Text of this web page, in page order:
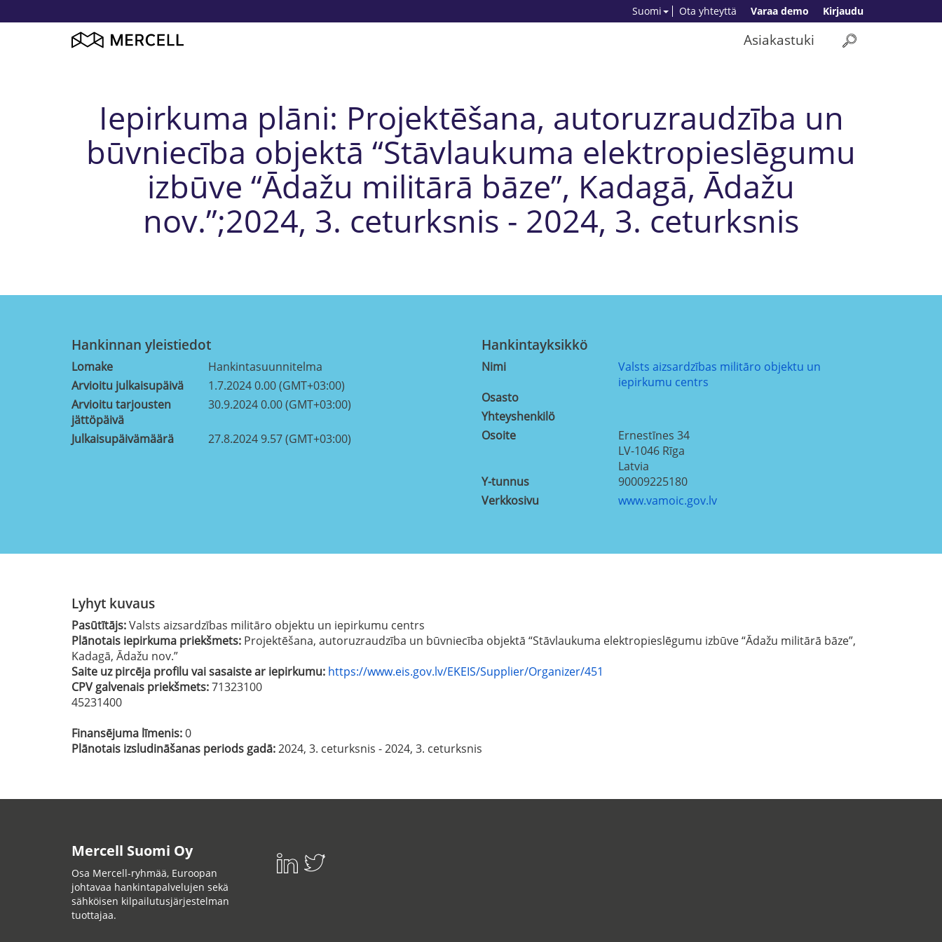
Kirjaudu
Varaa demo
Ota yhteyttä
Suomi
Asiakastuki
Iepirkuma plāni: Projektēšana, autoruzraudzība un
būvniecība objektā “Stāvlaukuma elektropieslēgumu
izbūve “Ādažu militārā bāze”, Kadagā, Ādažu
nov.”;2024, 3. ceturksnis - 2024, 3. ceturksnis
Hankinnan yleistiedot
Lomake
Hankintasuunnitelma
Arvioitu julkaisupäivä
1.7.2024 0.00 (GMT+03:00)
Arvioitu tarjousten
jättöpäivä
30.9.2024 0.00 (GMT+03:00)
Julkaisupäivämäärä 27.8.2024 9.57 (GMT+03:00)
Hankintayksikkö
Nimi
Valsts aizsardzības militāro objektu un
iepirkumu centrs
Osasto
Yhteyshenkilö
Osoite
Ernestīnes 34
LV-1046 Rīga
Latvia
Y-tunnus
90009225180
Verkkosivu
www.vamoic.gov.lv
Lyhyt kuvaus
Pasūtītājs:Valsts aizsardzības militāro objektu un iepirkumu centrs
Plānotais iepirkuma priekšmets: Projektēšana, autoruzraudzība un būvniecība objektā “Stāvlaukuma elektropieslēgumu izbūve “Ādažu militārā bāze”,
Kadagā, Ādažu nov.”
Saite uz pircēja profilu vai sasaiste ar iepirkumu: https://www.eis.gov.lv/EKEIS/Supplier/Organizer/451
CPV galvenais priekšmets:71323100
45231400
Finansējuma līmenis:0
Plānotais izsludināšanas periods gadā:2024, 3. ceturksnis - 2024, 3. ceturksnis
Mercell Suomi Oy
Osa Mercell-ryhmää, Euroopan
johtavaa hankintapalvelujen sekä
sähköisen kilpailutusjärjestelman
tuottajaa.